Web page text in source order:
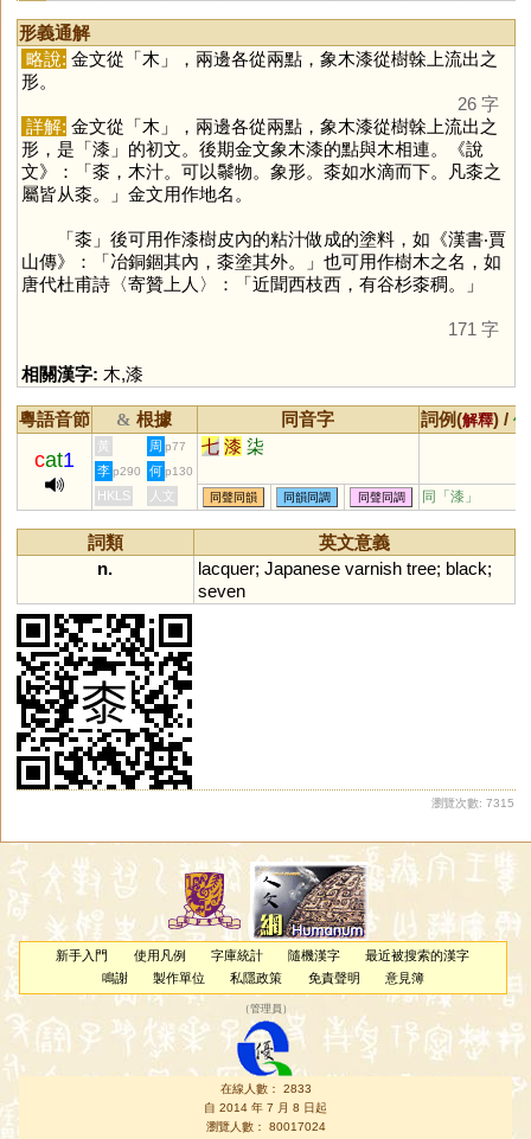
形義通解
略說: 金文從「木」，兩邊各從兩點，象木漆從樹榦上流出之
形。
26 字
詳解: 金文從「木」，兩邊各從兩點，象木漆從樹榦上流出之
形，是「漆 」的初文。後期金文象木漆的點與木相連。《說
文》：「桼，木汁。可以䰍物。象形。桼如水滴而下。凡桼之
屬皆从桼。」金文用作地名。
「桼 」後可用作漆樹皮內的粘汁做成的塗料，如《漢書‧賈
山傳》：「冶銅錮其內，桼塗其外。」也可用作樹木之名，如
唐代杜甫詩〈寄贊上人〉：「近聞西枝西，有谷杉桼稠。」
171 字
相關漢字: 木,漆
粵語音節 & 根據 同音字 詞例(解釋) /
cat1
黃 周 p77 七 漆 柒
李 p290 何 p130
HKLS 人文 同聲同韻 同韻同調 同聲同調 同「漆 」
詞類
英文意義
n.
lacquer; Japanese varnish tree; black;
seven
瀏覽次數: 7315
新手入門 使用凡例 字庫統計 隨機漢字
最近被搜索的漢字
鳴謝
製作單位 私隱政策 免責聲明 意見簿
（管理員 ）
在線人數： 2833
自 2014 年 7 月 8 日起
瀏覽人數： 80017024